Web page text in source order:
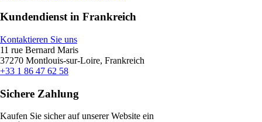
Kundendienst in Frankreich
Kontaktieren Sie uns
11 rue Bernard Maris
37270 Montlouis-sur-Loire, Frankreich
+33 1 86 47 62 58
Sichere Zahlung
Kaufen Sie sicher auf unserer Website ein